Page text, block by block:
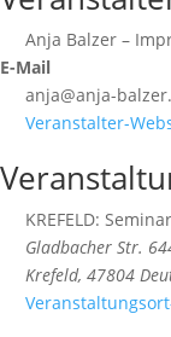
Anja Balzer –
E-Mail
anja@anja-
Veranstalter-
KREFELD:
Gladbacher Str.
Krefeld, 47804